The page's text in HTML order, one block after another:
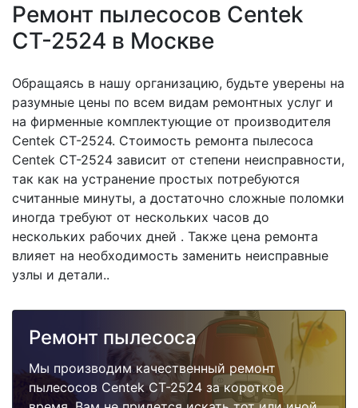
Ремонт пылесосов Centek
CT-2524 в Москве
Обращаясь в нашу организацию, будьте уверены на
разумные цены по всем видам ремонтных услуг и
на фирменные комплектующие от производителя
Centek CT-2524. Стоимость ремонта пылесоса
Centek CT-2524 зависит от степени неисправности,
так как на устранение простых потребуются
считанные минуты, а достаточно сложные поломки
иногда требуют от нескольких часов до
нескольких рабочих дней . Также цена ремонта
влияет на необходимость заменить неисправные
узлы и детали..
Ремонт пылесоса
Мы производим качественный ремонт
пылесосов Centek CT-2524 за короткое